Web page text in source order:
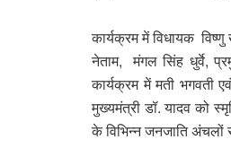
कार्यक्रम में विधायक
नेताम, मंगल सिंह धुर्वे,
कार्यक्रम में मती भगवती
मुख्यमंत्री डॉ. यादव को
के विभिन्न जनजाति अंचलों